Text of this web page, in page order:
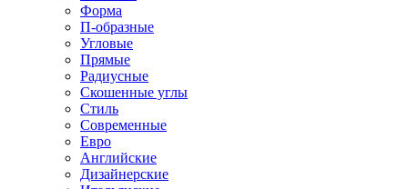
Форма
П-образные
Угловые
Прямые
Радиусные
Скошенные углы
Стиль
Современные
Евро
Английские
Дизайнерские